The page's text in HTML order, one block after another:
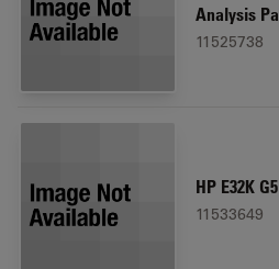
Analysis
11525738
HP E32K
11533649